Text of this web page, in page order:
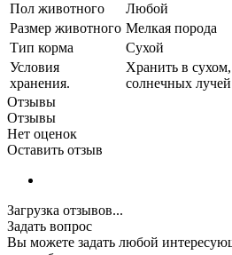
Пол животного
Любой
Размер животного Мелкая порода
Тип корма
Сухой
Условия
хранения.
Хранить в
солнечных
Отзывы
Отзывы
Нет оценок
Оставить отзыв
Загрузка отзывов...
Задать вопрос
Вы можете задать любой